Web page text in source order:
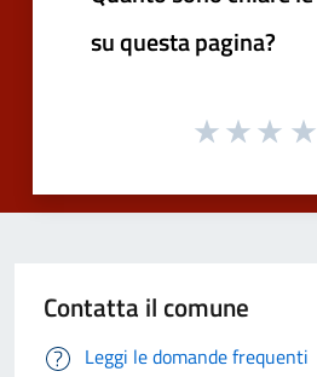
su questa pagina?
Contatta il comune
Leggi le domande frequenti